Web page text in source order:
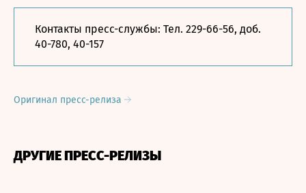
Контакты пресс-службы: Тел. 229-66-56, доб.
40-780, 40-157
Оригинал пресс-релиза
ДРУГИЕ ПРЕСС-РЕЛИЗЫ